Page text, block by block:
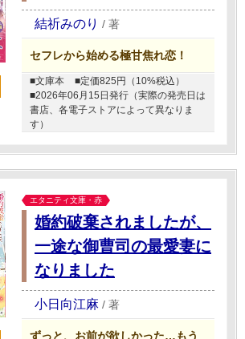
結祈みのり / 著
セフレから始める極甘焦れ恋！
■文庫本
■定価825円（10%税込）
■2026年06月15日発行（実際の発売日は
書店、各電子ストアによって異なりま
す）
エタニティ文庫・赤
婚約破棄されましたが、
一途な御曹司の最愛妻に
なりました
小日向江麻 / 著
ずっと、お前が欲しかった…もう